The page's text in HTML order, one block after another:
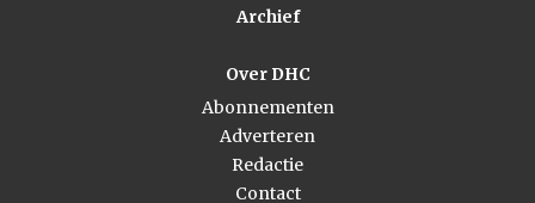
Archief
Over DHC
Abonnementen
Adverteren
Redactie
Contact